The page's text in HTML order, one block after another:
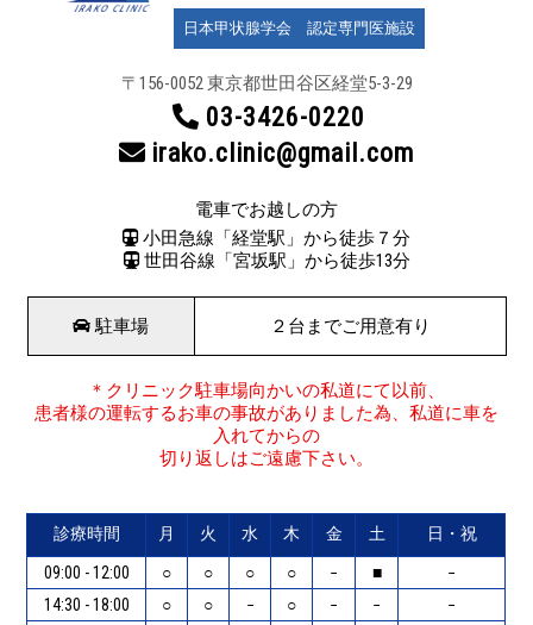
日本甲状腺学会 認定専門医施設
〒156-0052 東京都世田谷区経堂5-3-29
03-3426-0220
irako.clinic@gmail.com
電車でお越しの方
小田急線「経堂駅」から徒歩７分
世田谷線「宮坂駅」から徒歩13分
駐車場 ２台までご用意有り
＊クリニック駐車場向かいの私道にて以前、
患者様の運転するお車の事故がありました為、私道に車を
入れてからの
切り返しはご遠慮下さい。
診療時間 月 火 水 木 金 土 日・祝
09:00 - 12:00 ○ ○ ○ ○ − ■
−
14:30 - 18:00
○ ○ − ○ − −
−